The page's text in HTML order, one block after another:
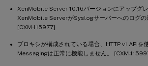
XenMobile Server 10.16バージョンにアップグレ
XenMobile ServerがSyslogサーバーへのログの
[CXM-115977]
プロキシが構成されている場合、HTTP v1 API
Messagingは正常に機能しません。 [CXM-